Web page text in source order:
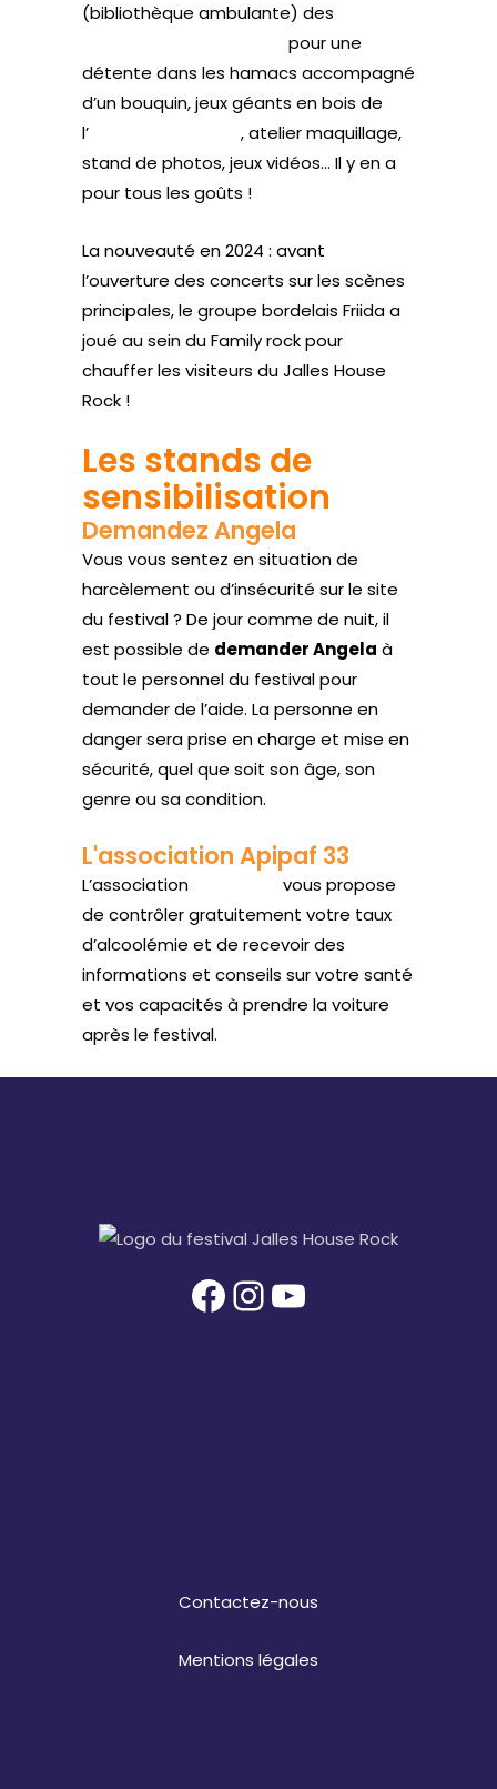
(bibliothèque ambulante) des
pour une
détente dans les hamacs accompagné
d’un bouquin, jeux géants en bois de
l’
, atelier maquillage,
stand de photos, jeux vidéos… Il y en a
pour tous les goûts !
La nouveauté en 2024 : avant
l’ouverture des concerts sur les scènes
principales, le groupe bordelais Friida a
joué au sein du Family rock pour
chauffer les visiteurs du Jalles House
Rock !
Les stands de
sensibilisation
Demandez Angela
Vous vous sentez en situation de
harcèlement ou d’insécurité sur le site
du festival ? De jour comme de nuit, il
est possible de demander Angela à
tout le personnel du festival pour
demander de l’aide. La personne en
danger sera prise en charge et mise en
sécurité, quel que soit son âge, son
genre ou sa condition.
L'association Apipaf 33
L’association
vous propose
de contrôler gratuitement votre taux
d’alcoolémie et de recevoir des
informations et conseils sur votre santé
et vos capacités à prendre la voiture
après le festival.
Facebook
Instagram
YouTube
Contactez-nous
Mentions légales